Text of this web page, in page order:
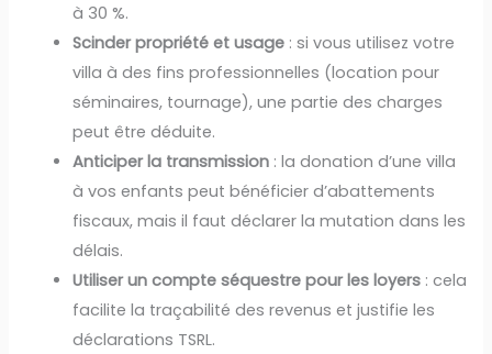
à 30 %.
Scinder propriété et usage : si vous utilisez votre
villa à des fins professionnelles (location pour
séminaires, tournage), une partie des charges
peut être déduite.
Anticiper la transmission : la donation d’une villa
à vos enfants peut bénéficier d’abattements
fiscaux, mais il faut déclarer la mutation dans les
délais.
Utiliser un compte séquestre pour les loyers : cela
facilite la traçabilité des revenus et justifie les
déclarations TSRL.